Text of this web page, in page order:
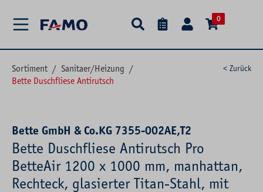
0
Sortiment / Sanitaer/Heizung /
Bette Duschfliese Antirutsch
< Zurück
Bette GmbH & Co.KG 7355-002AE,T2
Bette Duschfliese Antirutsch Pro
BetteAir 1200 x 1000 mm, manhattan,
Rechteck, glasierter Titan-Stahl, mit